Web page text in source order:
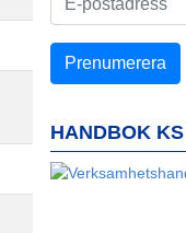
HANDBOK